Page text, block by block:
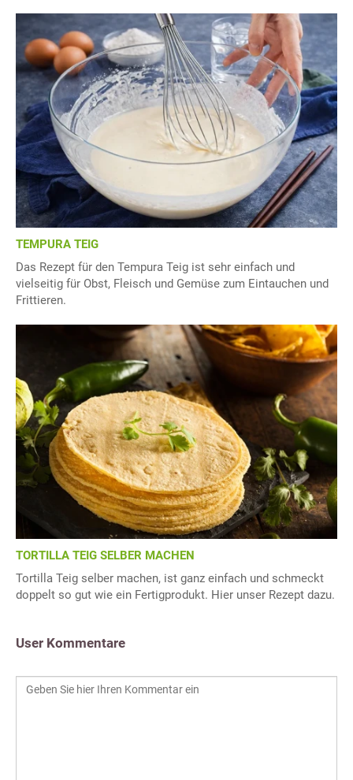
TEMPURA TEIG
Das Rezept für den Tempura Teig ist sehr einfach und
vielseitig für Obst, Fleisch und Gemüse zum Eintauchen und
Frittieren.
TORTILLA TEIG SELBER MACHEN
Tortilla Teig selber machen, ist ganz einfach und schmeckt
doppelt so gut wie ein Fertigprodukt. Hier unser Rezept dazu.
User Kommentare